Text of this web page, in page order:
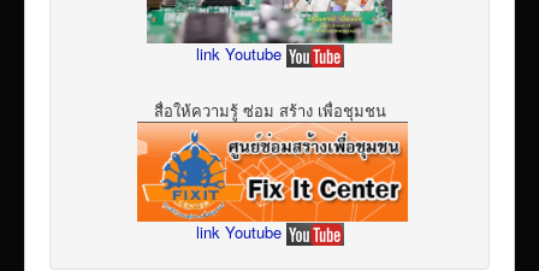
link Youtube
สื่อให้ความรู้ ซ่อม สร้าง เพื่อชุมชน
link Youtube